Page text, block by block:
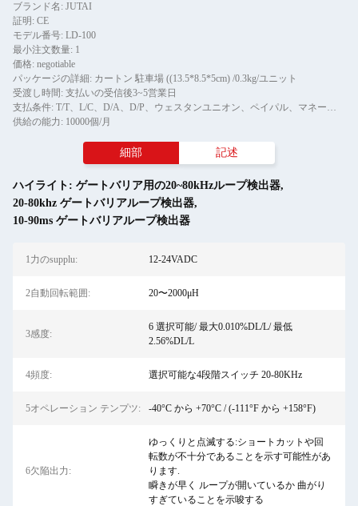
ブランド名: JUTAI
証明: CE
モデル番号: LD-100
最小注文数量: 1
価格: negotiable
パッケージの詳細: カートン 駐車場 ((13.5*8.5*5cm) /0.3kg/ユニット
受渡し時間: 支払いの受信後3~5営業日
支払条件: T/T、L/C、D/A、D/P、ウェスタンユニオン、ペイパル、マネーグラム、アリペイ
供給の能力: 10000個/月
細部 記述
ハイライト: ゲートバリア用の20~80kHzループ検出器,
20-80khz ゲートバリアループ検出器,
10-90ms ゲートバリアループ検出器
1力のsupplu: 12-24VADC
2自動回転範囲: 20〜2000μH
3感度:
6 選択可能/ 最大0.010%DL/L/ 最低
2.56%DL/L
4頻度: 選択可能な4段階スイッチ 20-80KHz
5オペレーション テンプツ: -40°C から +70°C / (-111°F から +158°F)
6欠陥出力:
ゆっくりと点滅する:ショートカットや回
転数が不十分であることを示す可能性があ
ります.
瞬きが早く ループが開いているか 曲がり
すぎていることを示唆する